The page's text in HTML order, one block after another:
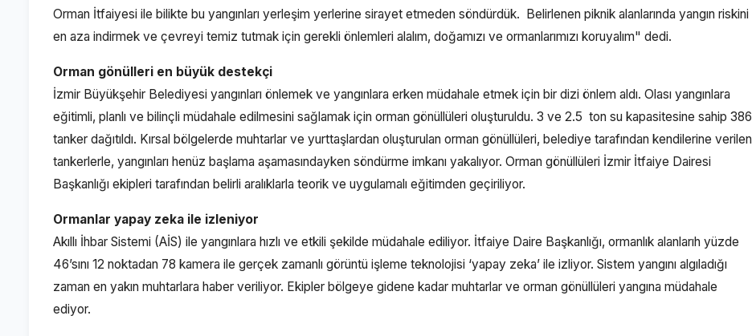
Orman İtfaiyesi ile bilikte bu yangınları yerleşim yerlerine sirayet etmeden söndürdük. Belirlenen piknik alanlarında yangın riskini
en aza indirmek ve çevreyi temiz tutmak için gerekli önlemleri alalım, doğamızı ve ormanlarımızı koruyalım" dedi.
Orman gönülleri en büyük destekçi
İzmir Büyükşehir Belediyesi yangınları önlemek ve yangınlara erken müdahale etmek için bir dizi önlem aldı. Olası yangınlara
eğitimli, planlı ve bilinçli müdahale edilmesini sağlamak için orman gönüllüleri oluşturuldu. 3 ve 2.5 ton su kapasitesine sahip 386
tanker dağıtıldı. Kırsal bölgelerde muhtarlar ve yurttaşlardan oluşturulan orman gönüllüleri, belediye tarafından kendilerine verilen
tankerlerle, yangınları henüz başlama aşamasındayken söndürme imkanı yakalıyor. Orman gönüllüleri İzmir İtfaiye Dairesi
Başkanlığı ekipleri tarafından belirli aralıklarla teorik ve uygulamalı eğitimden geçiriliyor.
Ormanlar yapay zeka ile izleniyor
Akıllı İhbar Sistemi (AİS) ile yangınlara hızlı ve etkili şekilde müdahale ediliyor. İtfaiye Daire Başkanlığı, ormanlık alanlarıh yüzde
46’sını 12 noktadan 78 kamera ile gerçek zamanlı görüntü işleme teknolojisi ‘yapay zeka’ ile izliyor. Sistem yangını algıladığı
zaman en yakın muhtarlara haber veriliyor. Ekipler bölgeye gidene kadar muhtarlar ve orman gönüllüleri yangına müdahale
ediyor.